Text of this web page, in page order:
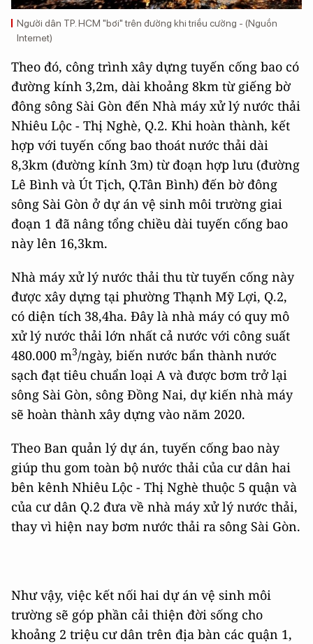
Người dân TP. HCM "bơi" trên đường khi triều cường - (Nguồn
Internet)
Theo đó, công trình xây dựng tuyến cống bao có
đường kính 3,2m, dài khoảng 8km từ giếng bờ
đông sông Sài Gòn đến Nhà máy xử lý nước thải
Nhiêu Lộc - Thị Nghè, Q.2. Khi hoàn thành, kết
hợp với tuyến cống bao thoát nước thải dài
8,3km (đường kính 3m) từ đoạn hợp lưu (đường
Lê Bình và Út Tịch, Q.Tân Bình) đến bờ đông
sông Sài Gòn ở dự án vệ sinh môi trường giai
đoạn 1 đã nâng tổng chiều dài tuyến cống bao
này lên 16,3km.
Nhà máy xử lý nước thải thu từ tuyến cống này
được xây dựng tại phường Thạnh Mỹ Lợi, Q.2,
có diện tích 38,4ha. Đây là nhà máy có quy mô
xử lý nước thải lớn nhất cả nước với công suất
480.000 m3/ngày, biến nước bẩn thành nước
sạch đạt tiêu chuẩn loại A và được bơm trở lại
sông Sài Gòn, sông Đồng Nai, dự kiến nhà máy
sẽ hoàn thành xây dựng vào năm 2020.
Theo Ban quản lý dự án, tuyến cống bao này
giúp thu gom toàn bộ nước thải của cư dân hai
bên kênh Nhiêu Lộc - Thị Nghè thuộc 5 quận và
của cư dân Q.2 đưa về nhà máy xử lý nước thải,
thay vì hiện nay bơm nước thải ra sông Sài Gòn.
Như vậy, việc kết nối hai dự án vệ sinh môi
trường sẽ góp phần cải thiện đời sống cho
khoảng 2 triệu cư dân trên địa bàn các quận 1,